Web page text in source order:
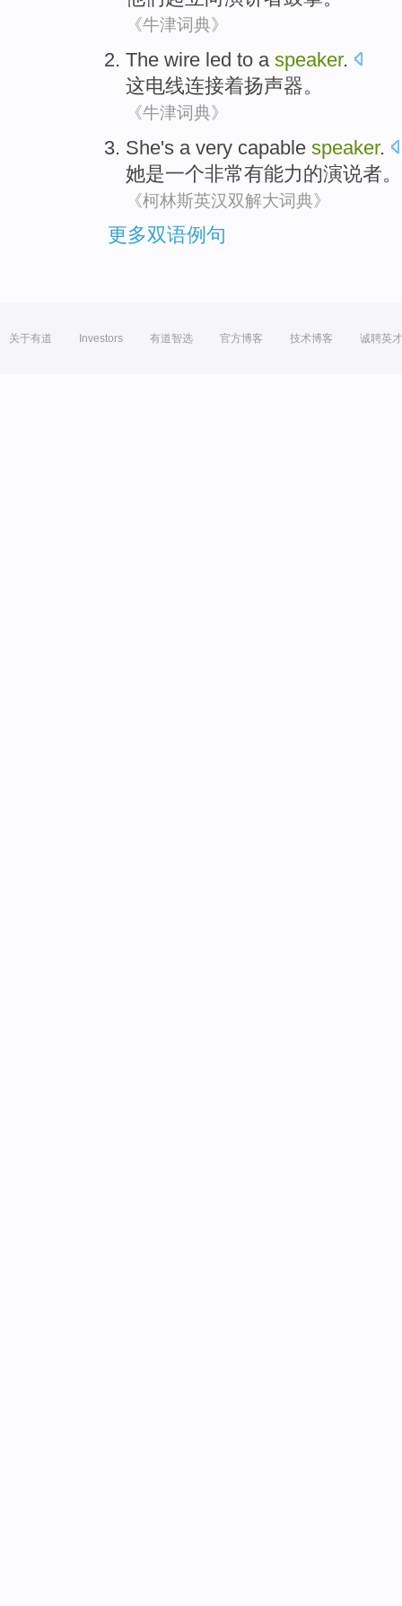
《牛津词典》
The wire led to a speaker.
这电线连接着扬声器。
《牛津词典》
She's a very capable speaker.
她是一个非常有能力的演说者。
《柯林斯英汉双解大词典》
更多双语例句
关于有道 Investors 有道智选 官方博客 技术博客 诚聘英才